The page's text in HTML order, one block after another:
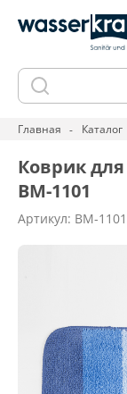
Главная Каталог
Коврик
BM-1101
Артикул: BM-1101